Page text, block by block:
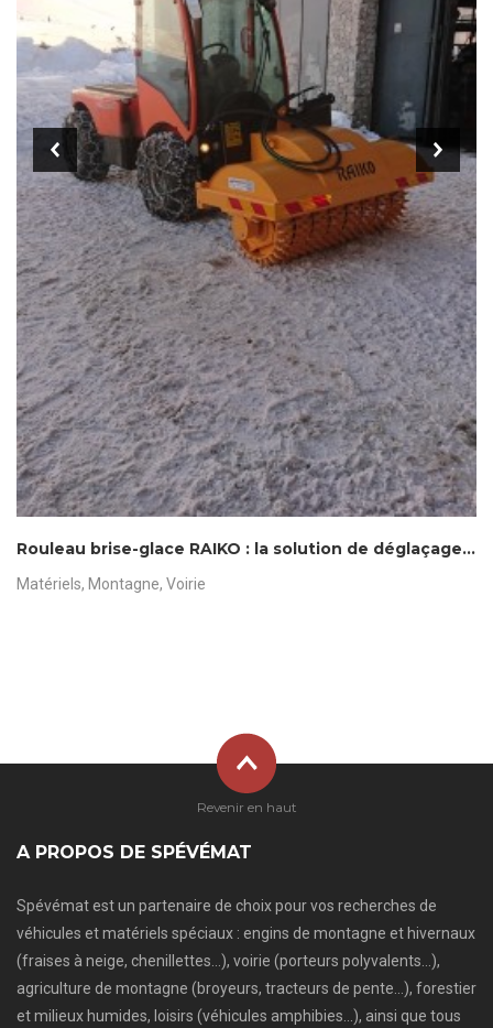
Rouleau brise-glace RAIKO : la solution de déglaçage des routes
Matériels, Montagne, Voirie
prev next
A PROPOS DE SPÉVÉMAT
Spévémat est un partenaire de choix pour vos recherches de
véhicules et matériels spéciaux : engins de montagne et hivernaux
(fraises à neige, chenillettes…), voirie (porteurs polyvalents…),
agriculture de montagne (broyeurs, tracteurs de pente…), forestier
et milieux humides, loisirs (véhicules amphibies…), ainsi que tous
Revenir en haut